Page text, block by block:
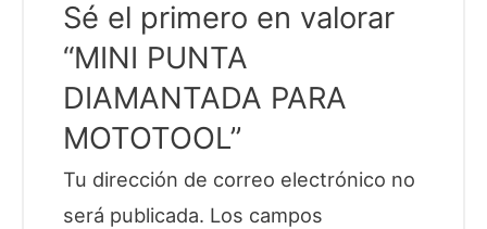
Sé el primero en valorar
“MINI PUNTA
DIAMANTADA PARA
MOTOTOOL”
Tu dirección de correo electrónico no
será publicada. Los campos